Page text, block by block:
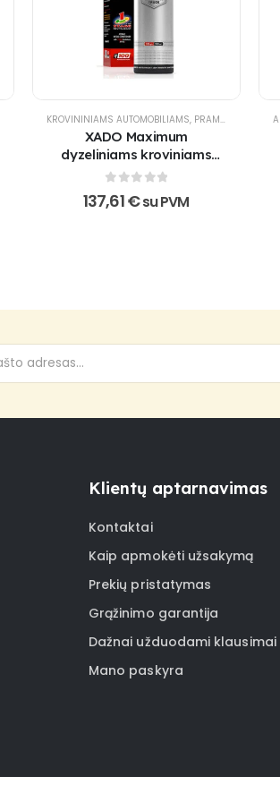
XADO-NUOLAIDA ,REVITALIZANTAI,TRANSMISIJAI
KROVININIAMS AUTOMOBILIAMS, PRAMONEI
XADO Maximum
dyzeliniams kroviniams
automobiliams
0out of 5
137,61€su PVM
Klientų aptarnavimas
Kontaktai
Kaip apmokėti užsakymą
Prekių pristatymas
Grąžinimo garantija
Dažnai užduodami klausimai
Mano paskyra